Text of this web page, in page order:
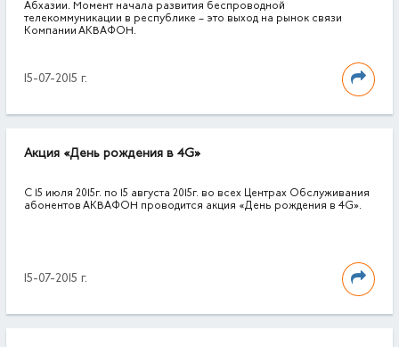
Абхазии. Момент начала развития беспроводной
телекоммуникации в республике – это выход на рынок связи
Компании АКВАФОН.
15-07-2015 г.
Акция «День рождения в 4G»
С 15 июля 2015г. по 15 августа 2015г. во всех Центрах Обслуживания
абонентов АКВАФОН проводится акция «День рождения в 4G».
15-07-2015 г.